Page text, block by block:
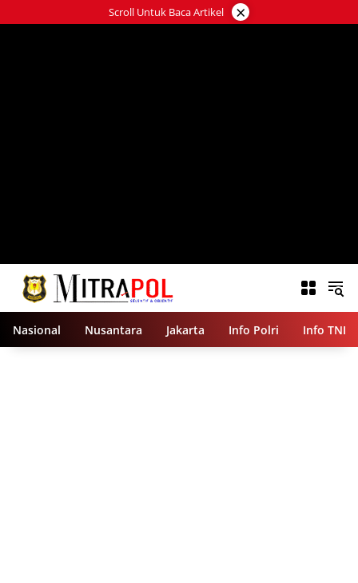
ke
Scroll Untuk Baca Artikel ×
Nasional Nusantara Jakarta Info Polri Info TNI